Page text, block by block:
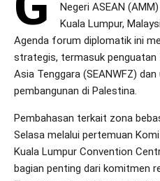
Negeri ASEAN
Kuala Lumpur,
Agenda forum diplomatik ini
strategis, termasuk penguatan
Asia Tenggara (SEANWFZ)
pembangunan di Palestina.
Pembahasan terkait zona
Selasa melalui pertemuan
Kuala Lumpur Convention
bagian penting dari komitmen